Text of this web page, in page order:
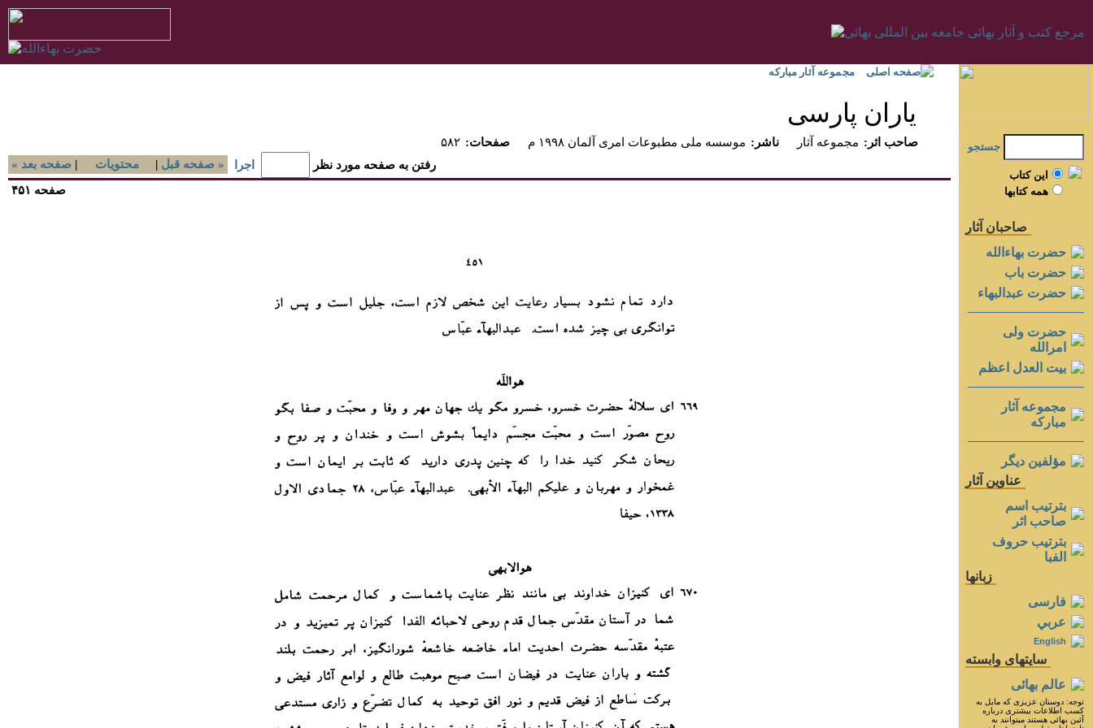
صفحه اصلی مجموعه آثار مبارکه
ياران پارسى
۵۸۲ :صفحات موسسه ملی مطبوعات امری آلمان ۱۹۹۸ م :ناشر مجموعه آثار
:صاحب اثر
« صفحه بعد | محتويات | صفحه قبل » رفتن به صفحه مورد نظر
اجرا
جستجو
اين کتاب
همه کتابها
صاحبان آثار
حضرت بهاءالله
حضرت باب
حضرت عبدالبهاء
حضرت ولی
امرالله
بيت العدل اعظم
مجموعه آثار
مباركه
مؤلفين ديگر
عناوين آثار
بترتيب اسم
صاحب اثر
بترتيب حروف
الفبا
زبانها
فارسی
عربي
English
سايتهای وابسته
عالم بهائی
توجه: دوستان عزيزى كه مايل به
كسب اطلاعات بيشترى درباره
آئين بهائى هستند ميتوانند به